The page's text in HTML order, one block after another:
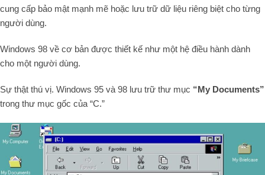
cung cấp bảo mật mạnh mẽ hoặc lưu trữ dữ liệu riêng biệt cho từng
người dùng.
Windows 98 về cơ bản được thiết kế như một hệ điều hành dành
cho một người dùng.
Sự thật thú vị. Windows 95 và 98 lưu trữ thư mục “My Documents”
trong thư mục gốc của “C.”